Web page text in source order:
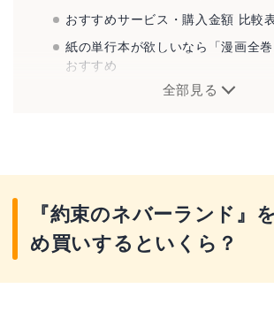
おすすめサービス・購入金額 比較
紙の単行本が欲しいなら「漫画全
おすすめ
購入ではなくレンタルという手も
全部見る
『約束のネバーランド』
め買いするといくら？